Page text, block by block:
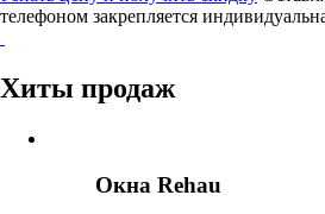
телефоном закрепляется
Хиты продаж
Окна Rehau